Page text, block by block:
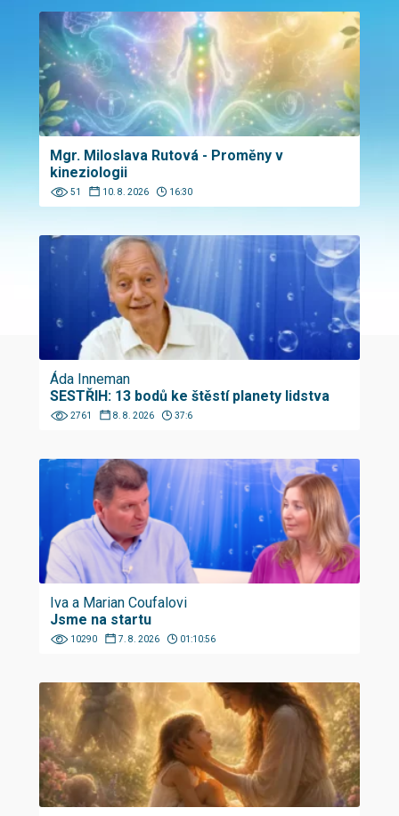
Mgr. Miloslava Rutová - Proměny v
kineziologii
51 10. 8. 2026 16:30
Áda Inneman
SESTŘIH: 13 bodů ke štěstí planety lidstva
2761 8. 8. 2026 37:6
Iva a Marian Coufalovi
Jsme na startu
10290 7. 8. 2026 01:10:56